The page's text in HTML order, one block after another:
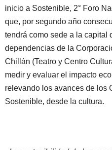
inicio a Sostenible, 2° Foro
que, por segundo año
tendrá como sede a la capital
dependencias de la
Chillán (Teatro y Centro
medir y evaluar el impacto
relevando los avances de los
Sostenible, desde la cultura.